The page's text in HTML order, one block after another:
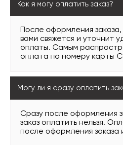
Как я могу оплатить заказ?
После оформления
вами свяжется и уточнит
оплаты. Самым
оплата по номеру карты
Могу ли я сразу оплатить
Сразу после оформления
заказ оплатить нельзя.
после оформления заказа